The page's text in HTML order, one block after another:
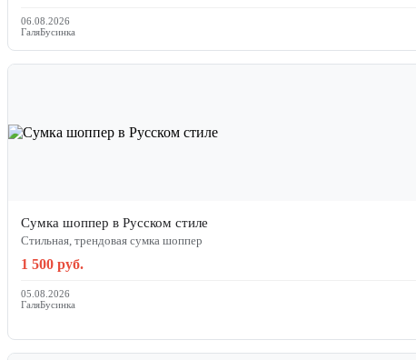
06.08.2026
ГаляБусинка
Сумка шоппер в Русском стиле
Стильная, трендовая сумка шоппер
1 500 руб.
05.08.2026
ГаляБусинка